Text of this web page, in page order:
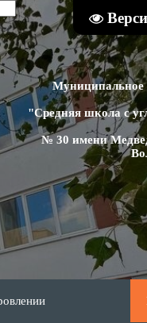
Муниципальное
"Средняя школа с
№ 30 имени